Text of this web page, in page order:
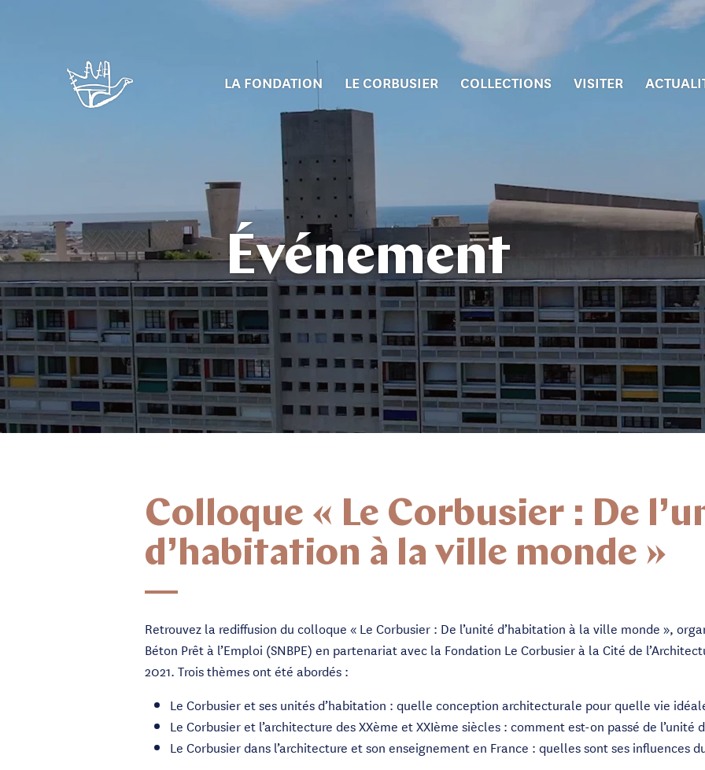
LA FONDATION LE CORBUSIER COLLECTIONS VISITER
Événement
Colloque « Le Corbusier : De
d’habitation à la ville monde »
Retrouvez la rediffusion du colloque « Le Corbusier : De l’unité d’habitation à la ville monde »,
Béton Prêt à l’Emploi (SNBPE) en partenariat avec la Fondation Le Corbusier à la Cité de
2021. Trois thèmes ont été abordés :
Le Corbusier et ses unités d’habitation : quelle conception architecturale pour quelle vie
Le Corbusier et l’architecture des XXème et XXIème siècles : comment est-on passé de
Le Corbusier dans l’architecture et son enseignement en France : quelles sont ses influences